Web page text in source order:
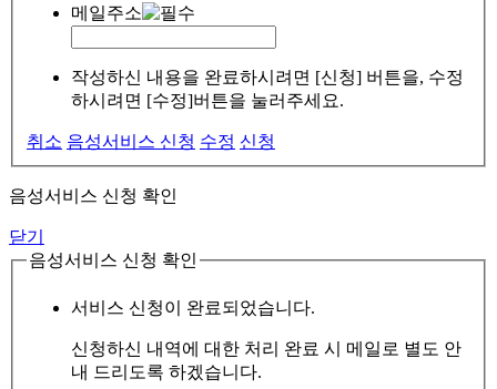
메일주소
작성하신 내용을 완료하시려면 [신청] 버튼을, 수정
하시려면 [수정]버튼을 눌러주세요.
취소 음성서비스 신청 수정 신청
음성서비스 신청 확인
닫기
음성서비스 신청 확인
서비스 신청이 완료되었습니다.
신청하신 내역에 대한 처리 완료 시 메일로 별도 안
내 드리도록 하겠습니다.